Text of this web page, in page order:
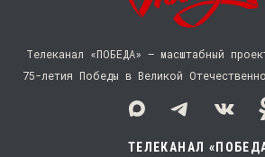
Телеканал «ПОБЕДА» — масштабный
75-летия Победы в Великой
ТЕЛЕКАНАЛ